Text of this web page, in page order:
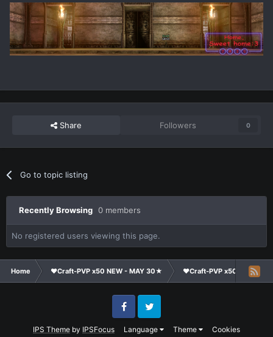
Share Followers 0
Go to topic listing
Recently Browsing 0 members
No registered users viewing this page.
Home ❤Craft-PVP x50 NEW - MAY 30★ ❤Craft-PVP x50★
IPS Theme by IPSFocus Language Theme Cookies
FacebookTwitter